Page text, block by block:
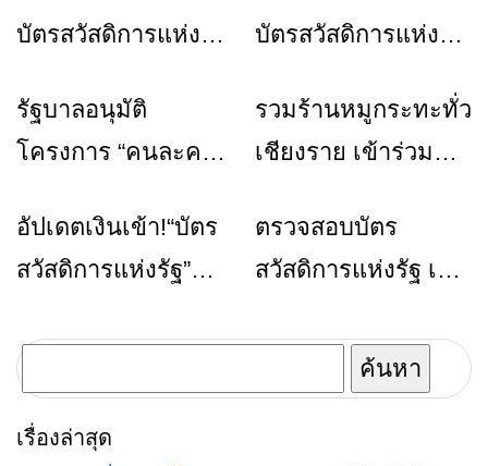
บัตรสวัสดิการแห่งรัฐ
เลยที่นี่
บัตรสวัสดิการแห่งรัฐ
ข่าวเชียงราย
รัฐบาลอนุมัติ
โครงการ “คนละครึ่ง
เพื่อส่งเสริมร้านค้า
รายย่อยให้เข้าสู่
แจกเงินสนับสนุน
สูงสุด 2,000 บาทต่อ
ร้านค้า
ร้านอาหารที่พัก
รวมร้านหมูกระทะทั่ว
เชียงราย เข้าร่วม
2568
ข่าวเชียงราย
อัปเดตเงินเข้า!“บัตร
สวัสดิการแห่งรัฐ”
ได้รับสิทธิใช้จ่าย
อะไรบ้าง
ข่าวเชียงราย
ตรวจสอบบัตร
สวัสดิการแห่งรัฐ เช็ก
สำหรับ:
เรื่องล่าสุด